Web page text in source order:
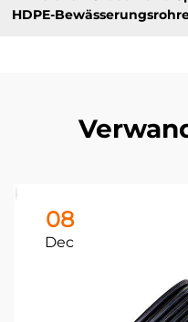
HDPE-
08
Dec